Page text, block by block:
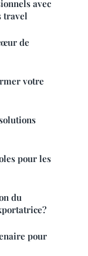
avec
travel
de
votre
pour les
du
pour